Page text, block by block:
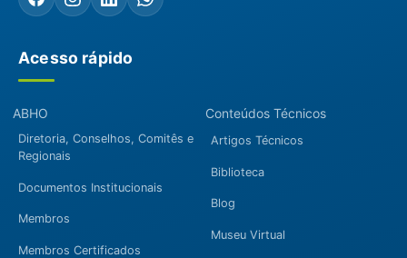
Acesso rápido
ABHO
Diretoria, Conselhos, Comitês e
Regionais
Documentos Institucionais
Membros
Membros Certificados
Conteúdos Técnicos
Artigos Técnicos
Biblioteca
Blog
Museu Virtual